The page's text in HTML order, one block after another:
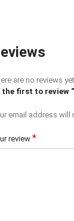
are no reviews yet
the first to review
email address will
review *